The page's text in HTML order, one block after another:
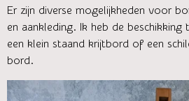
Er zijn diverse mogelijkheden voor
en aankleding. Ik heb de
een klein staand krijtbord of een
bord.